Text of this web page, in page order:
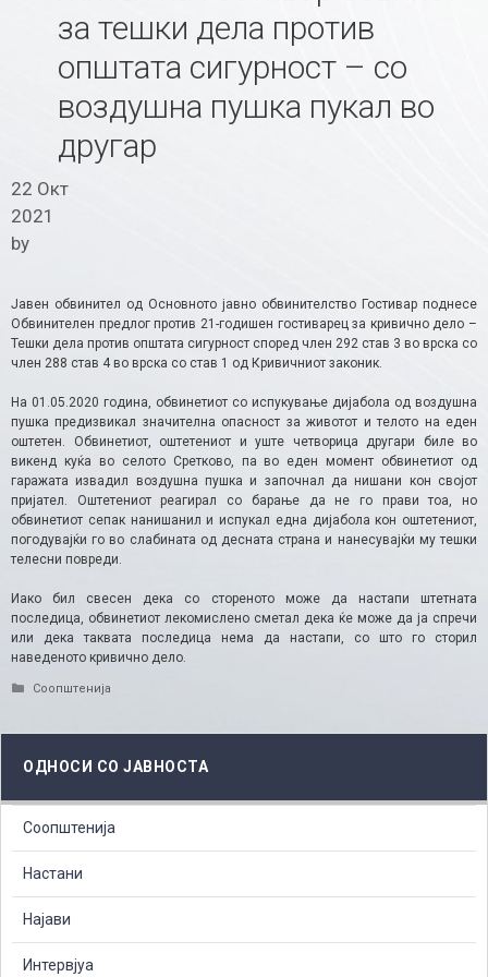
за тешки дела против
општата сигурност – со
воздушна пушка пукал во
другар
22 Окт
2021
by
Јавен обвинител од Основното јавно обвинителство Гостивар поднесе
Обвинителен предлог против 21-годишен гостиварец за кривично дело –
Тешки дела против општата сигурност според член 292 став 3 во врска со
член 288 став 4 во врска со став 1 од Кривичниот законик.
На 01.05.2020 година, обвинетиот со испукување дијабола од воздушна
пушка предизвикал значителна опасност за животот и телото на еден
оштетен. Обвинетиот, оштетениот и уште четворица другари биле во
викенд куќа во селото Сретково, па во еден момент обвинетиот од
гаражата извадил воздушна пушка и започнал да нишани кон својот
пријател. Оштетениот реагирал со барање да не го прави тоа, но
обвинетиот сепак нанишанил и испукал една дијабола кон оштетениот,
погодувајќи го во слабината од десната страна и нанесувајќи му тешки
телесни повреди.
Иако бил свесен дека со стореното може да настапи штетната
последица, обвинетиот лекомислено сметал дека ќе може да ја спречи
или дека таквата последица нема да настапи, со што го сторил
наведеното кривично дело.​
Categories
Соопштенија
ОДНОСИ СО ЈАВНОСТА
Соопштенија
Настани
Најави
Интервјуа